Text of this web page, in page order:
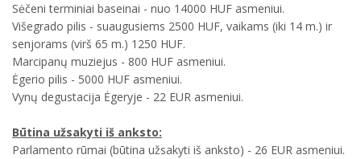
Sėčeni terminiai baseinai - nuo 14000 HUF asmeniui.
Višegrado pilis - suaugusiems 2500 HUF, vaikams (iki 14 m.) ir
senjorams (virš 65 m.) 1250 HUF.
Marcipanų muziejus - 800 HUF asmeniui.
Ėgerio pilis - 5000 HUF asmeniui.
Vynų degustacija Ėgeryje - 22 EUR asmeniui.
Būtina užsakyti iš anksto:
Parlamento rūmai (būtina užsakyti iš anksto) - 26 EUR asmeniui.